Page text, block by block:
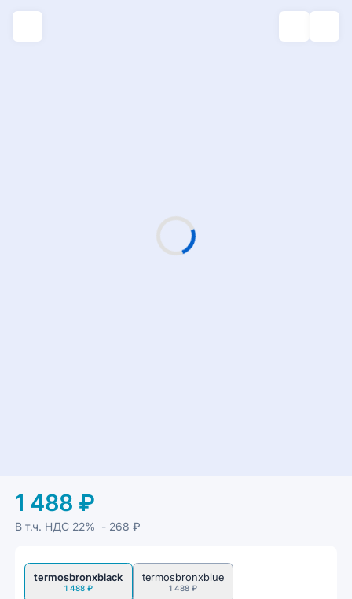
1 488 ₽
В т.ч. НДС 22% - 268 ₽
termosbronxblack
1 488 ₽
termosbronxblue
1 488 ₽